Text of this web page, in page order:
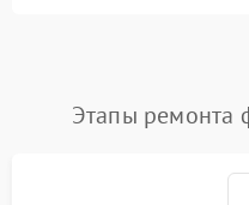
Этапы ремонта